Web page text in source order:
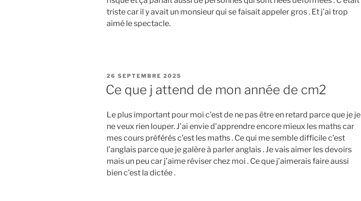
triste car il y avait un monsieur qui se faisait appeler gros . Et j’ai trop
aimé le spectacle.
PUBLIÉ
LE
26 SEPTEMBRE 2025
Ce que j attend de mon année de cm2
Le plus important pour moi c’est de ne pas être en retard parce que je je
ne veux rien louper. J’ai envie d’apprendre encore mieux les maths car
mes cours préférés c’est les maths . Ce qui me semble difficile c’est
l’anglais parce que je galère à parler anglais . Je vais aimer les devoirs
mais un peu car j’aime réviser chez moi . Ce que j’aimerais faire aussi
bien c’est la dictée .